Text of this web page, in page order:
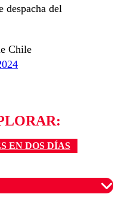
despacha del
Chile
EN DOS DÍAS